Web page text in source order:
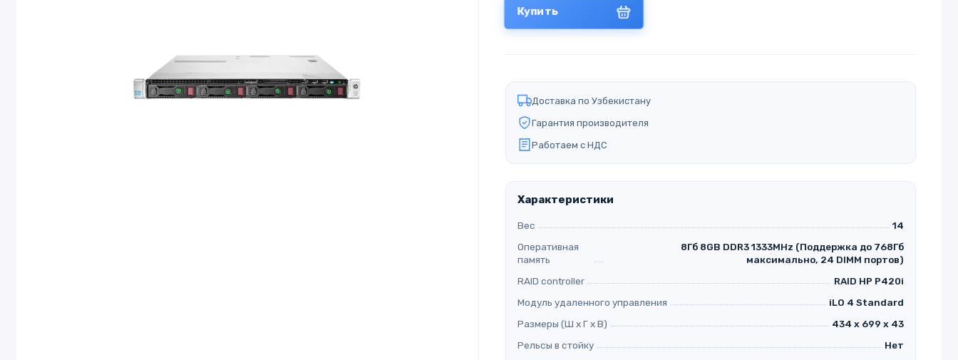
Купить
Доставка по Узбекистану
Гарантия производителя
Работаем с НДС
Характеристики
Вес
14
Оперативная
память
8Гб 8GB DDR3 1333MHz (Поддержка до 768Гб
максимально, 24 DIMM портов)
RAID controller
RAID HP P420i
Модуль удаленного управления
iLO 4 Standard
Размеры (Ш х Г х В)
434 x 699 x 43
Рельсы в стойку
Нет